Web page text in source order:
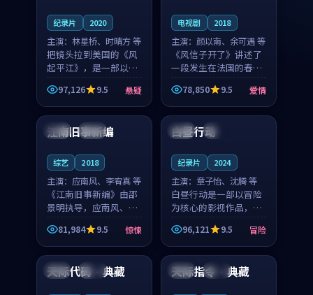
纪录片 2020
主演： 林星桥、时晴方 等
把镜头拉到美国的《风
起平江》，是一部以时
光记忆为底色的悬疑作
品。林星桥和时晴方贡
献了2020年颇受关注的
合作演出，影片在情感
层次与现实质感之间
97,126 9.5 悬疑
电视剧 2018
主演： 颜以南、余可遇 等
《风信子开了》讲述了
一段发生在法国的春日
漫步故事。颜以南饰演
的主角与余可遇的角色
因一场意外卷入更深的
纠葛，爱情元素贯穿始
终，节奏稳健而富有张
78,850 9.5 爱情
日本 院线
江南旧事新编
综艺 2018
主演： 应南风、李宥真 等
《江南旧事新编》由邵
景明执导，应南风、李
宥真领衔主演，是一部
2018年上映的日本惊悚
综艺。影片以邻里温情
遇到告别都浸着真实
81,984 9.5 惊悚
韩国 独播
白昼行动
纪录片 2024
主演： 章子怡、沈腾 等
白昼行动是一部以冒险
为核心的影视作品，围
绕危机、反转与人物成
长展开，整体节奏紧
凑，值得推荐观看。
96,121 9.5 冒险
韩国 院线
天际代码·典藏 中国 高分
天际指令·典藏